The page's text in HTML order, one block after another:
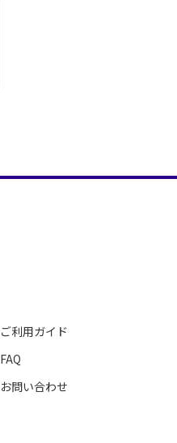
ご利用ガイド
FAQ
お問い合わせ